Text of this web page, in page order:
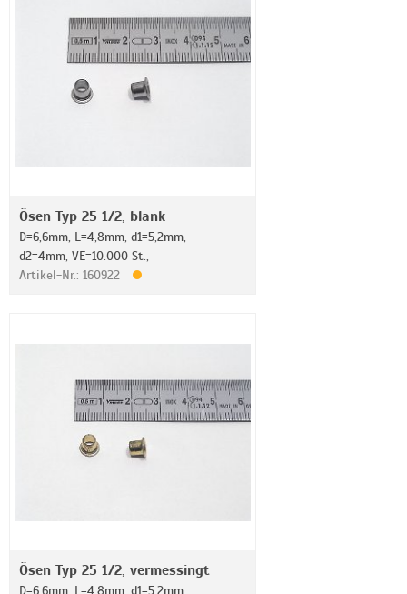
Ösen Typ 25 1/2, blank
D=6,6mm, L=4,8mm, d1=5,2mm,
d2=4mm, VE=10.000 St.,
Artikel-Nr.: 160922
Ösen Typ 25 1/2, vermessingt
D=6,6mm, L=4,8mm, d1=5,2mm,